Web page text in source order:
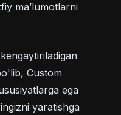
maʼlumotlarni
Custom
ega
yaratishga